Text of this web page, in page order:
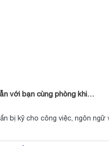
với bạn cùng phòng khi…
bị kỹ cho công việc, ngôn